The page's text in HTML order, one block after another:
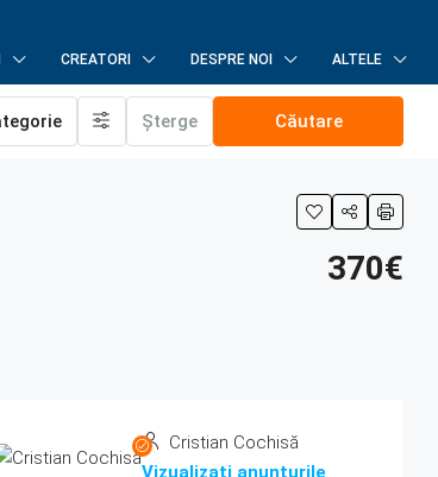
CREATORI DESPRE NOI ALTELE
Șterge Căutare
370€
Cristian Cochisă
Vizualizați anunțurile